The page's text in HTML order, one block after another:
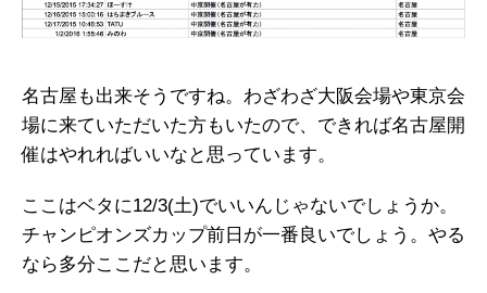
名古屋も出来そうですね。わざわざ大阪会場や東京会
場に来ていただいた方もいたので、できれば名古屋開
催はやれればいいなと思っています。
ここはベタに12/3(土)でいいんじゃないでしょうか。
チャンピオンズカップ前日が一番良いでしょう。やる
なら多分ここだと思います。